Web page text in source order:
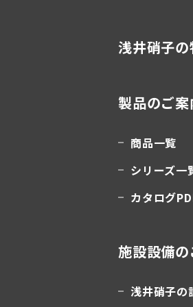
浅井硝子
製品のご案
商品一覧
シリーズ一
カタログ
施設設備
浅井硝子の